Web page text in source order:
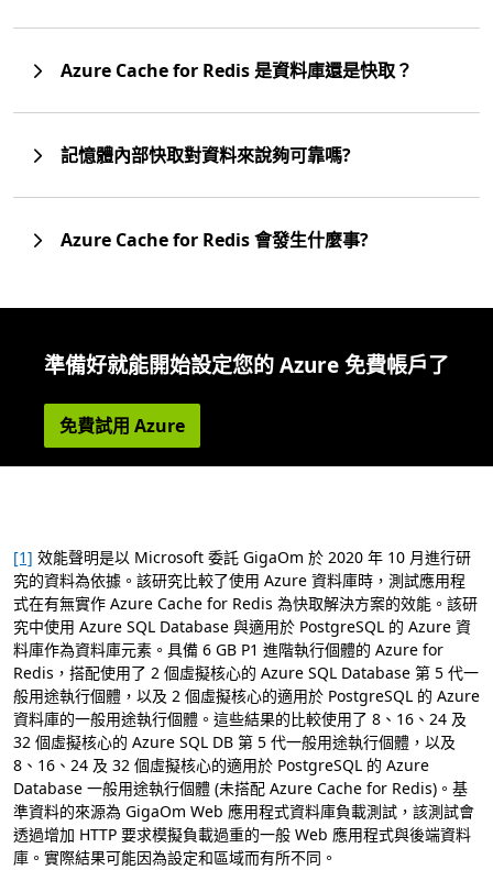
Azure Cache for Redis 是資料庫還是快取？
記憶體內部快取對資料來說夠可靠嗎?
Azure Cache for Redis 會發生什麼事?
準備好就能開始設定您的 Azure 免費帳戶了
免費試用 Azure
[1] 效能聲明是以 Microsoft 委託 GigaOm 於 2020 年 10 月進行研
究的資料為依據。該研究比較了使用 Azure 資料庫時，測試應用程
式在有無實作 Azure Cache for Redis 為快取解決方案的效能。該研
究中使用 Azure SQL Database 與適用於 PostgreSQL 的 Azure 資
料庫作為資料庫元素。具備 6 GB P1 進階執行個體的 Azure for
Redis，搭配使用了 2 個虛擬核心的 Azure SQL Database 第 5 代一
般用途執行個體，以及 2 個虛擬核心的適用於 PostgreSQL 的 Azure
資料庫的一般用途執行個體。這些結果的比較使用了 8、16、24 及
32 個虛擬核心的 Azure SQL DB 第 5 代一般用途執行個體，以及
8、16、24 及 32 個虛擬核心的適用於 PostgreSQL 的 Azure
Database 一般用途執行個體 (未搭配 Azure Cache for Redis)。基
準資料的來源為 GigaOm Web 應用程式資料庫負載測試，該測試會
透過增加 HTTP 要求模擬負載過重的一般 Web 應用程式與後端資料
庫。實際結果可能因為設定和區域而有所不同。